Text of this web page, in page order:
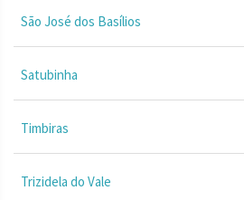
São José dos Basílios
Satubinha
Timbiras
Trizidela do Vale